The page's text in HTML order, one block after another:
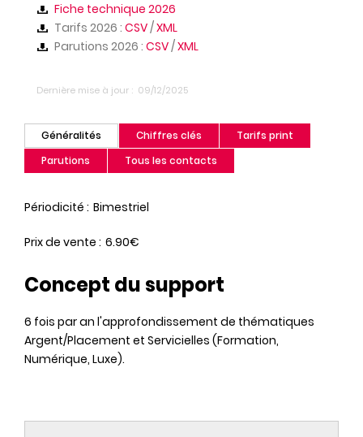
Fiche technique 2026
Tarifs 2026 : CSV/XML
Parutions 2026 : CSV/XML
Dernière mise à jour 09/12/2025
Généralités
(onglet
actif)
Chiffres clés
Tarifs print
Parutions
Tous les contacts
Périodicité Bimestriel
Prix de vente 6.90€
Concept du support
6 fois par an l'approfondissement de thématiques
Argent/Placement et Servicielles (Formation,
Numérique, Luxe).